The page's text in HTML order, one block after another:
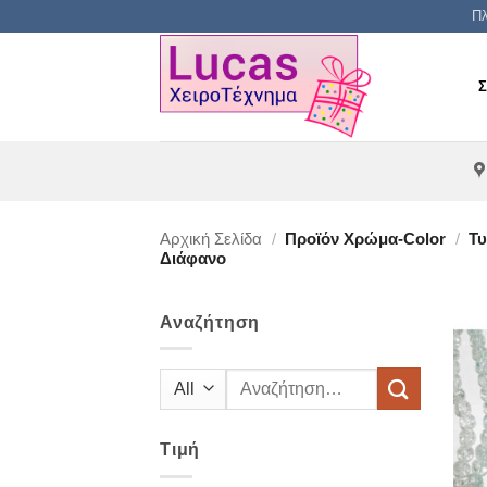
Αρχική Σελίδα / Προϊόν Χρώμα-Color /
Διάφανο
Αναζήτηση
Αναζήτηση
Τιμή